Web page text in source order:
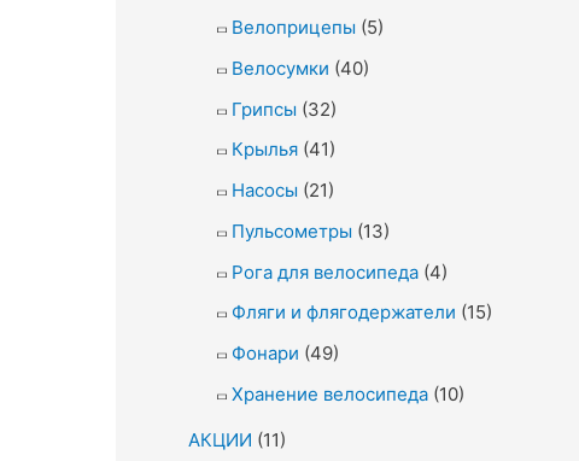
Велоприцепы (5)
Велосумки (40)
Грипсы (32)
Крылья (41)
Насосы (21)
Пульсометры (13)
Рога для велосипеда (4)
Фляги и флягодержатели (15)
Фонари (49)
Хранение велосипеда (10)
АКЦИИ (11)